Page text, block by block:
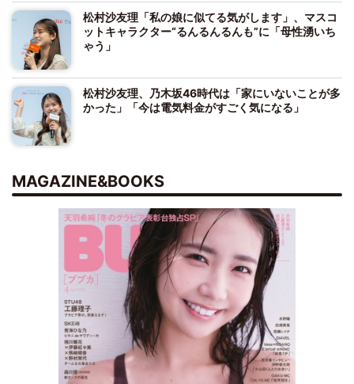
松村沙友理「私の娘に似てる気がします」、マスコ
ットキャラクター“るんるんるんも”に「母性湧いち
ゃう」
松村沙友理、乃木坂46時代は「家にいないことが多
かった」「今は電気料金がすごく気になる」
MAGAZINE&BOOKS